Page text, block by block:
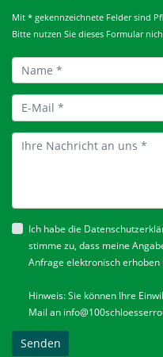
Mit * gekennzeichnete Felder sind
Bitte nutzen Sie dieses Formular
Ich habe die
stimme zu, dass meine
Anfrage elektronisch
Hinweis: Sie können Ihre
Mail an
Senden